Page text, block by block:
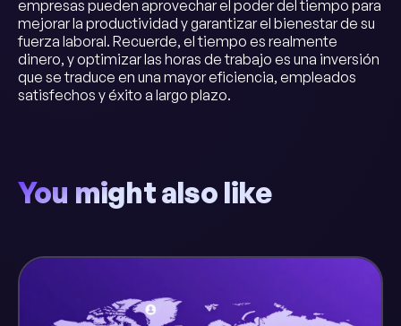
empresas pueden aprovechar el poder del tiempo para
mejorar la productividad y garantizar el bienestar de su
fuerza laboral. Recuerde, el tiempo es realmente
dinero, y optimizar las horas de trabajo es una inversión
que se traduce en una mayor eficiencia, empleados
satisfechos y éxito a largo plazo.
You might also like